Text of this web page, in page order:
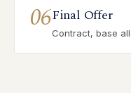
06Final Offer
Contract, base